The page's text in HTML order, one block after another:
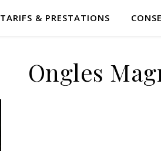
TARIFS & PRESTATIONS
Ongles